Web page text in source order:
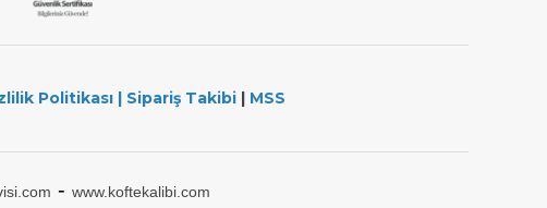
Politikası | Sipariş Takibi | MSS
- www.koftekalibi.com